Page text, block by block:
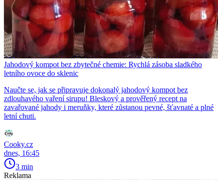
Jahodový kompot bez zbytečné chemie: Rychlá zásoba sladkého
letního ovoce do sklenic
Naučte se, jak se připravuje dokonalý jahodový kompot bez
zdlouhavého vaření sirupu! Bleskový a prověřený recept na
zavařované jahody i meruňky, které zůstanou pevné, šťavnaté a plné
letní chuti.
Cooky.cz
dnes, 16:45
3 min
Reklama